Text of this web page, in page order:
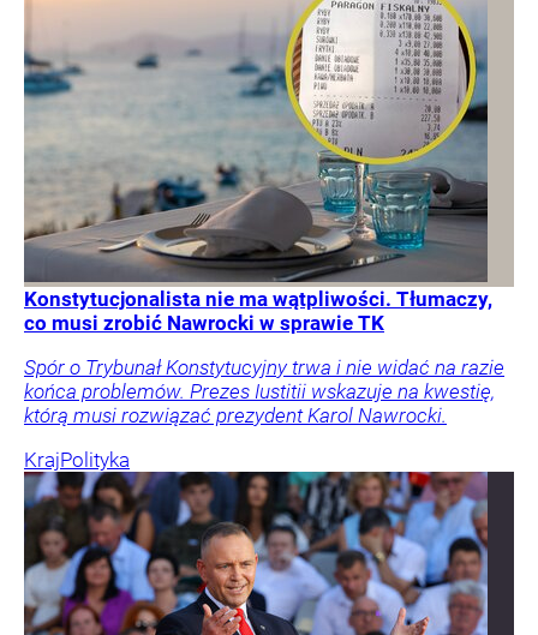
Konstytucjonalista nie ma wątpliwości. Tłumaczy,
co musi zrobić Nawrocki w sprawie TK
Spór o Trybunał Konstytucyjny trwa i nie widać na razie
końca problemów. Prezes Iustitii wskazuje na kwestię,
którą musi rozwiązać prezydent Karol Nawrocki.
KrajPolityka